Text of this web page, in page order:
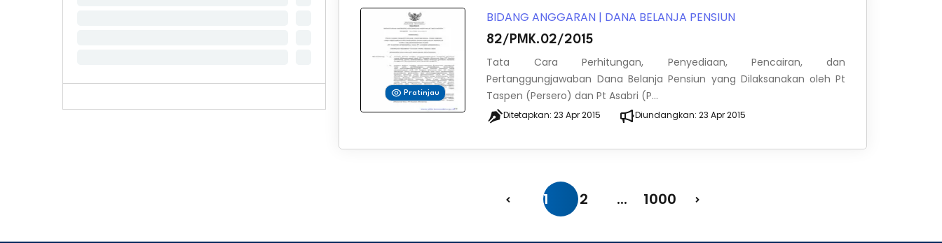
Pratinjau
BIDANG ANGGARAN | DANA BELANJA PENSIUN
82/PMK.02/2015
Tata Cara Perhitungan, Penyediaan, Pencairan, dan
Pertanggungjawaban Dana Belanja Pensiun yang Dilaksanakan oleh Pt
Taspen (Persero) dan Pt Asabri (P...
Ditetapkan:23 Apr 2015 Diundangkan:23 Apr 2015
1 2 ... 1000